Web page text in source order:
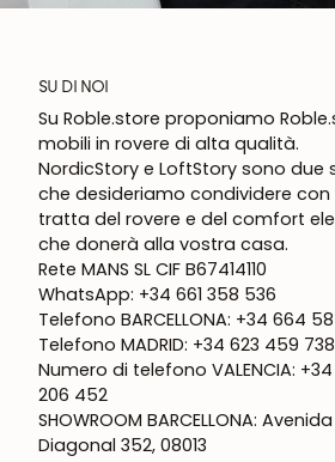
SU DI NOI
Su Roble.store proponiamo
mobili in rovere di alta qualità.
NordicStory e LoftStory sono due
che desideriamo condividere con
tratta del rovere e del comfort
che donerà alla vostra casa.
Rete MANS SL CIF B67414110
WhatsApp: +34 661 358 536
Telefono BARCELLONA: +34 664
Telefono MADRID: +34 623 459 738
Numero di telefono VALENCIA:
206 452
SHOWROOM BARCELLONA: Avenida
Diagonal 352, 08013